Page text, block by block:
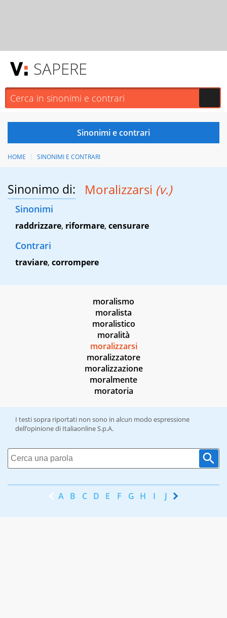
SAPERE
HOME SINONIMI E CONTRARI
Sinonimo di: Moralizzarsi (v.)
Sinonimi
raddrizzare, riformare, censurare
Contrari
traviare, corrompere
moralismo
moralista
moralistico
moralità
moralizzarsi
moralizzatore
moralizzazione
moralmente
moratoria
I testi sopra riportati non sono in alcun modo espressione
dell’opinione di Italiaonline S.p.A.
A B C D E F G H I J K